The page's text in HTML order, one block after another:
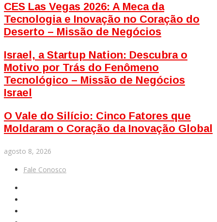
CES Las Vegas 2026: A Meca da
Tecnologia e Inovação no Coração do
Deserto – Missão de Negócios
Israel, a Startup Nation: Descubra o
Motivo por Trás do Fenômeno
Tecnológico – Missão de Negócios
Israel
O Vale do Silício: Cinco Fatores que
Moldaram o Coração da Inovação Global
agosto 8, 2026
Fale Conosco